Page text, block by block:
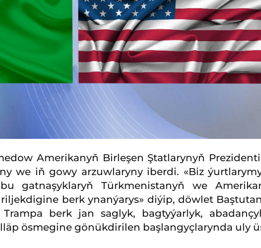
Amerikanyň Birleşen Ştatlarynyň
we iň gowy arzuwlaryny iberdi. «Biz
gatnaşyklaryň Türkmenistanyň we
berk ynanýarys» diýip, döwlet
berk jan saglyk, bagtyýarlyk,
ösmegine gönükdirilen başlangyçlarynda uly